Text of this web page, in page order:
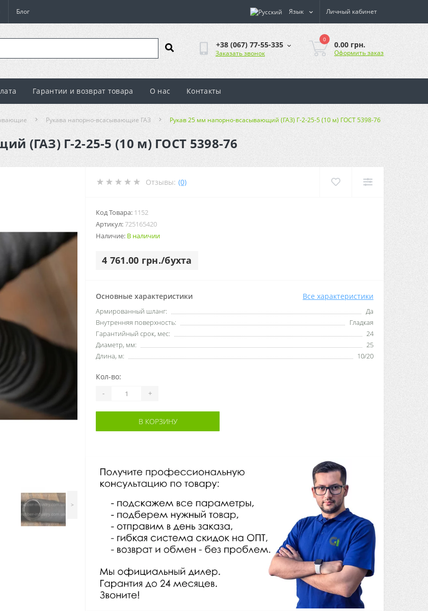
Блог Язык Личный кабинет
+38 (067) 77-55-335
Заказать звонок
0
0.00 грн.
Оформить заказ
Гарантии и возврат товара О нас Контакты
Рукава напорно-всасывающие ГАЗ Рукав 25 мм напорно-всасывающий (ГАЗ) Г-2-25-5 (10 м) ГОСТ 5398-76
(ГАЗ) Г-2-25-5 (10 м) ГОСТ 5398-76
>
Отзывы: (0)
Код Товара: 1152
Артикул:725165420
Наличие: В наличии
4 761.00 грн./бухта
Основные характеристики Все характеристики
Армированный шланг:
Да
Внутренняя поверхность:
Гладкая
Гарантийный срок, мес:
24
Диаметр, мм:
25
Длина, м:
10/20
Кол-во:
- +
В КОРЗИНУ